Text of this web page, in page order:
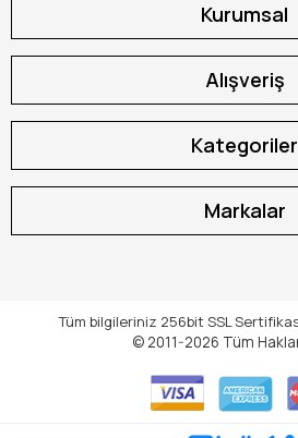
Kurumsal
Alışveriş
Kategoriler
Markalar
Tüm bilgileriniz 256bit SSL
© 2011-2026 Tüm